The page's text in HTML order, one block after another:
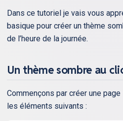
Dans ce tutoriel je vais vous
basique pour créer un thème
de l’heure de la journée.
Un thème sombre au
Commençons par créer une
les éléments suivants :